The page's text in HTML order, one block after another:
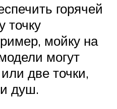
горячей
точку
мойку на
могут
две точки,
душ.